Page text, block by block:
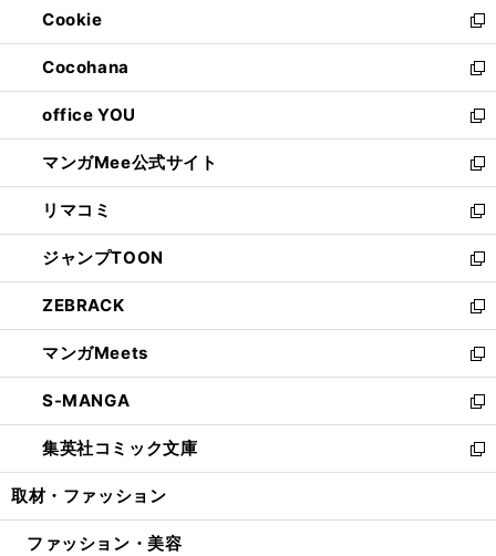
く
で
開
く
ド
ウ
で
開
く
ィ
ン
ド
ウ
で
開
く
Cookie
新
し
い
ウ
ィ
ン
ド
ウ
で
開
く
Cocohana
新
し
い
ウ
ィ
ン
ド
ウ
で
開
く
office YOU
新
し
い
ウ
ィ
ン
ド
ウ
で
開
く
マンガMee公式サイト
新
し
い
ウ
ィ
ン
ド
ウ
で
開
く
リマコミ
新
し
い
ウ
ィ
ン
ド
ウ
で
開
く
ジャンプTOON
新
し
い
ウ
ィ
ン
ド
ウ
で
開
ZEBRACK
新
し
い
ウ
ィ
ン
ド
ウ
開
マンガMeets
新
し
い
ウ
ィ
ン
ウ
S-MANGA
新
し
い
ウ
ン
集英社コミック文庫
新
し
ウ
取材・ファッション
ファッション・美容